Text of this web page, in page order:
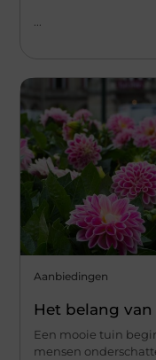
...
Aanbiedingen
Het belang
Een mooie tuin
mensen